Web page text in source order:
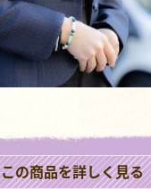
この商品を詳しく見る